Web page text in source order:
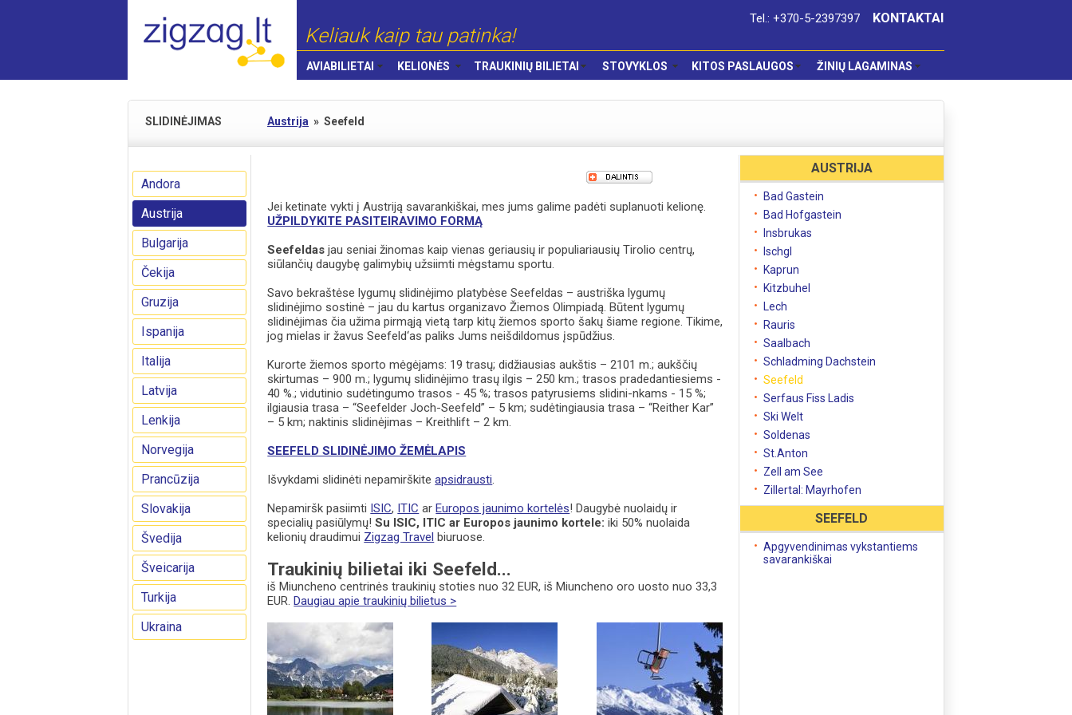
Tel.: +370-5-2397397 KONTAKTAI
Keliauk kaip tau patinka!
AVIABILIETAI KELIONĖS TRAUKINIŲ BILIETAI STOVYKLOS KITOS PASLAUGOS ŽINIŲ LAGAMINAS
SLIDINĖJIMAS Austrija » Seefeld
Andora
Austrija
Bulgarija
Čekija
Gruzija
Ispanija
Italija
Latvija
Lenkija
Norvegija
Prancūzija
Slovakija
Švedija
Šveicarija
Turkija
Ukraina
Jei ketinate vykti į Austriją savarankiškai, mes jums galime padėti suplanuoti kelionę.
UŽPILDYKITE PASITEIRAVIMO FORMĄ
Seefeldas jau seniai žinomas kaip vienas geriausių ir populiariausių Tirolio centrų,
siūlančių daugybę galimybių užsiimti mėgstamu sportu.
Savo bekraštėse lygumų slidinėjimo platybėse Seefeldas – austriška lygumų
slidinėjimo sostinė – jau du kartus organizavo Žiemos Olimpiadą. Būtent lygumų
slidinėjimas čia užima pirmąją vietą tarp kitų žiemos sporto šakų šiame regione. Tikime,
jog mielas ir žavus Seefeld‘as paliks Jums neišdildomus įspūdžius.
Kurorte žiemos sporto mėgėjams: 19 trasų; didžiausias aukštis – 2101 m.; aukščių
skirtumas – 900 m.; lygumų slidinėjimo trasų ilgis – 250 km.; trasos pradedantiesiems -
40 %.; vidutinio sudėtingumo trasos - 45 %; trasos patyrusiems slidini-nkams - 15 %;
ilgiausia trasa – “Seefelder Joch-Seefeld” – 5 km; sudėtingiausia trasa – “Reither Kar”
– 5 km; naktinis slidinėjimas – Kreithlift – 2 km.
SEEFELD SLIDINĖJIMO ŽEMĖLAPIS
Išvykdami slidinėti nepamirškiteapsidrausti.
Nepamiršk pasiimti ISIC, ITIC arEuropos jaunimo kortelės! Daugybė nuolaidų ir
specialių pasiūlymų!Su ISIC, ITIC ar Europos jaunimo kortele: iki 50% nuolaida
kelionių draudimui Zigzag Travel biuruose.
Traukinių bilietai iki Seefeld...
iš Miuncheno centrinės traukinių stoties nuo 32 EUR, iš Miuncheno oro uosto nuo 33,3
EUR.Daugiau apie traukinių bilietus >
AUSTRIJA
Bad Gastein
Bad Hofgastein
Insbrukas
Ischgl
Kaprun
Kitzbuhel
Lech
Rauris
Saalbach
Schladming Dachstein
Seefeld
Serfaus Fiss Ladis
Ski Welt
Soldenas
St.Anton
Zell am See
Zillertal: Mayrhofen
SEEFELD
Apgyvendinimas vykstantiems
savarankiškai